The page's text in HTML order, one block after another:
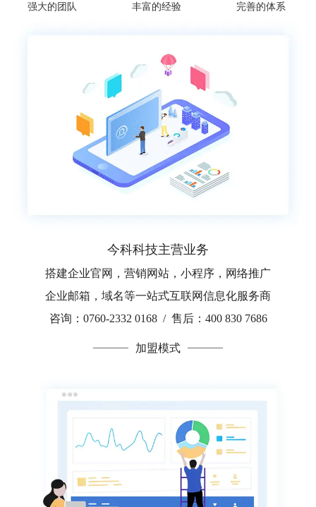
强大的团队 丰富的经验 完善的体系
今科科技主营业务
搭建企业官网，营销网站，小程序，网络推广
企业邮箱，域名等一站式互联网信息化服务商
咨询：0760-2332 0168 / 售后：400 830 7686
加盟模式